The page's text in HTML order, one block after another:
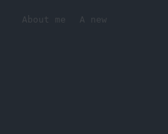
About me A new